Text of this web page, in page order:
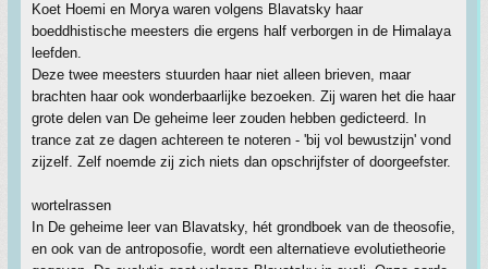
Koet Hoemi en Morya waren volgens Blavatsky haar
boeddhistische meesters die ergens half verborgen in de Himalaya
leefden.
Deze twee meesters stuurden haar niet alleen brieven, maar
brachten haar ook wonderbaarlijke bezoeken. Zij waren het die haar
grote delen van De geheime leer zouden hebben gedicteerd. In
trance zat ze dagen achtereen te noteren - 'bij vol bewustzijn' vond
zijzelf. Zelf noemde zij zich niets dan opschrijfster of doorgeefster.
wortelrassen
In De geheime leer van Blavatsky, hét grondboek van de theosofie,
en ook van de antroposofie, wordt een alternatieve evolutietheorie